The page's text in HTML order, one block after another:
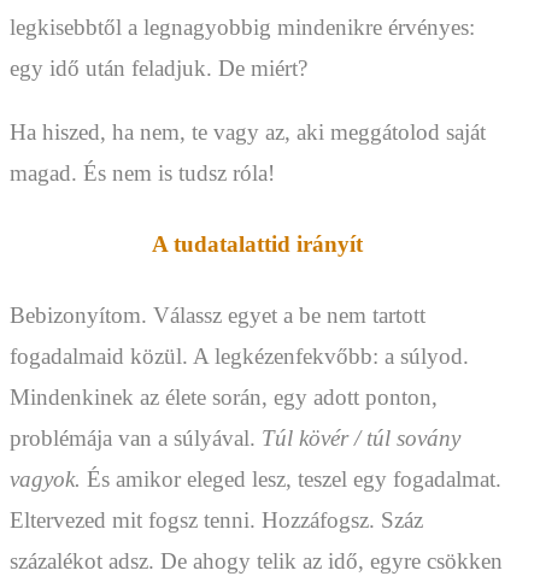
legkisebbtől a legnagyobbig mindenikre érvényes:
egy idő után feladjuk. De miért?
Ha hiszed, ha nem, te vagy az, aki meggátolod saját
magad. És nem is tudsz róla!
A tudatalattid irányít
Bebizonyítom. Válassz egyet a be nem tartott
fogadalmaid közül. A legkézenfekvőbb: a súlyod.
Mindenkinek az élete során, egy adott ponton,
problémája van a súlyával. Túl kövér / túl sovány
vagyok. És amikor eleged lesz, teszel egy fogadalmat.
Eltervezed mit fogsz tenni. Hozzáfogsz. Száz
százalékot adsz. De ahogy telik az idő, egyre csökken